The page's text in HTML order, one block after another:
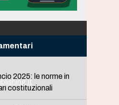
2025: le norme in
costituzionali